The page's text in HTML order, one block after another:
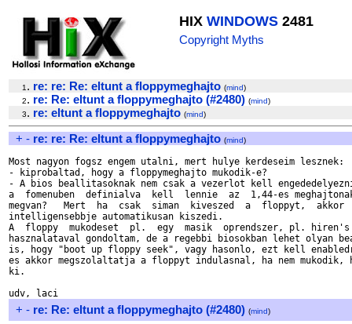
HIX WINDOWS 2481
Copyright Myths
1 . re: re: Re: eltunt a floppymeghajto (mind)
2. re: Re: eltunt a floppymeghajto (#2480) (mind)
3. re: eltunt a floppymeghajto (mind)
+ - re: re: Re: eltunt a floppymeghajto (mind)
Most nagyon fogsz engem utalni, mert hulye kerdeseim lesznek:
- kiprobaltad, hogy a floppymeghajto mukodik-e?
- A bios beallitasoknak nem csak a vezerlot kell
a  fomenuben  definialva  kell  lennie  az  1,44-es
megvan?   Mert  ha  csak  siman  kiveszed  a  floppyt,  akkor
intelligensebbje automatikusan kiszedi.
A  floppy  mukodeset  pl.  egy  masik  oprendszer, pl. hiren's
hasznalataval gondoltam, de a regebbi biosokban lehet olyan
is, hogy "boot up floppy seek", vagy hasonlo, ezt kell
es akkor megszolaltatja a floppyt indulasnal, ha nem
ki.
+ - re: Re: eltunt a floppymeghajto (#2480) (mind)